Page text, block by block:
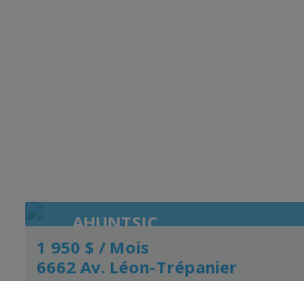
AHUNTSIC
1 950 $ / Mois
6662 Av. Léon-Trépanier